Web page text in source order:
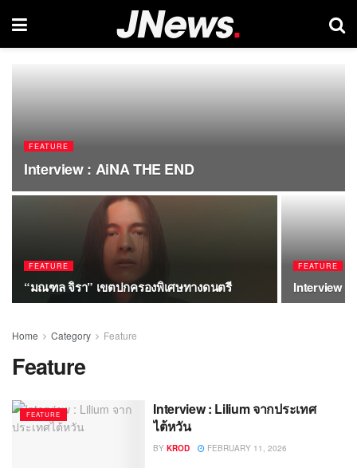
FEATURE
Interview : AiNA THE END
FEATURE
“มณฑล จิรา” เขตปกครองพิเศษทางดนตรี
FEATURE
Interview :
Home Category Feature
Feature
FEATURE
Interview : Lilium จากประเทศ
ไต้หวัน
BY KROD FEBRUARY 11, 2026